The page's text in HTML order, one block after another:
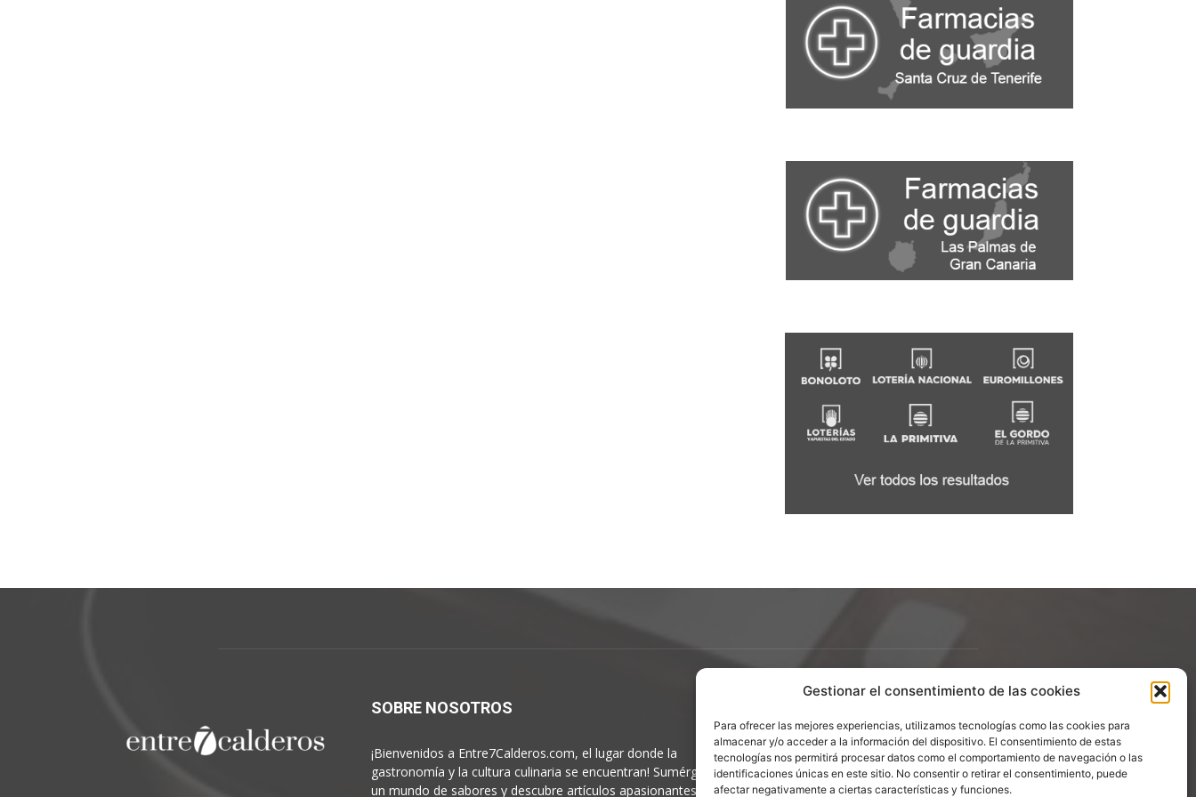
Gestionar el consentimiento de las cookies
Para ofrecer las mejores experiencias, utilizamos tecnologías como las cookies para
almacenar y/o acceder a la información del dispositivo. El consentimiento de estas
tecnologías nos permitirá procesar datos como el comportamiento de navegación o las
identificaciones únicas en este sitio. No consentir o retirar el consentimiento, puede
afectar negativamente a ciertas características y funciones.
SOBRE NOSOTROS
¡Bienvenidos a Entre7Calderos.com, el lugar donde la
gastronomía y la cultura culinaria se encuentran! Sumérgete en
un mundo de sabores y descubre artículos apasionantes.